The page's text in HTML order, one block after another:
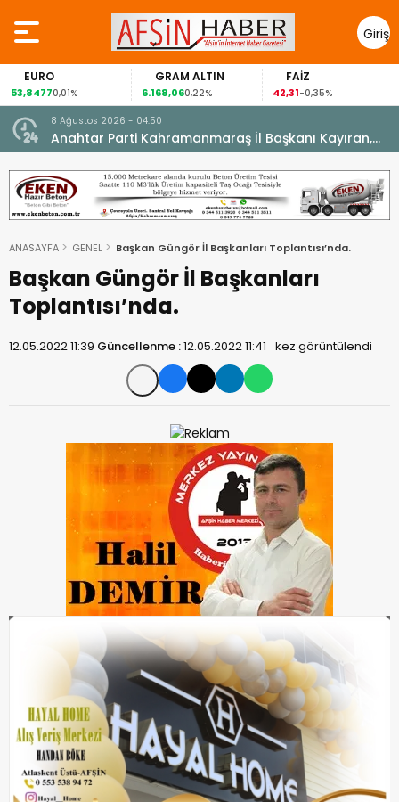
Giriş
Yap
EURO
53,84770,01%
GRAM ALTIN
6.168,060,22%
FAİZ
42,31-0,35%
8 Ağustos 2026 - 04:50
Anahtar Parti Kahramanmaraş İl Başkanı Kayıran,
Afşin Teşkilatı ile buluştu.
ANASAYFA GENEL Başkan Güngör İl Başkanları Toplantısı’nda.
Başkan Güngör İl Başkanları
Toplantısı’nda.
12.05.2022 11:39 Güncellenme :12.05.2022 11:41 kez görüntülendi